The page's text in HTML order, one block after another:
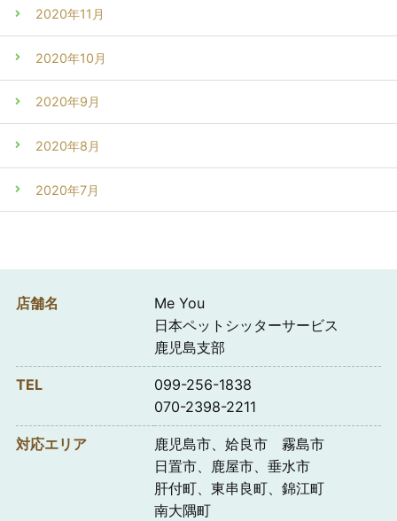
2020年11月
2020年10月
2020年9月
2020年8月
2020年7月
店舗名
Me You
日本ペットシッターサービス
鹿児島支部
TEL
099-256-1838
070-2398-2211
対応エリア
鹿児島市、姶良市 霧島市
日置市、鹿屋市、垂水市
肝付町、東串良町、錦江町
南大隅町